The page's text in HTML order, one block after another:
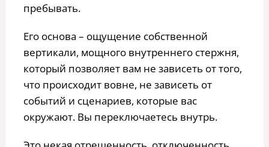
пребывать.
Его основа – ощущение собственной
вертикали, мощного внутреннего стержня,
который позволяет вам не зависеть от того,
что происходит вовне, не зависеть от
событий и сценариев, которые вас
окружают. Вы переключаетесь внутрь.